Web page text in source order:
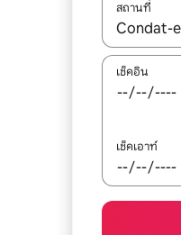
สถานที่
ใช้ลูกศรขึ้น
เช็คอิน
เช็คเอาท์